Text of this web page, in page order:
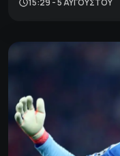
15:29 - 5 ΑΥΓΟΎΣΤΟΥ